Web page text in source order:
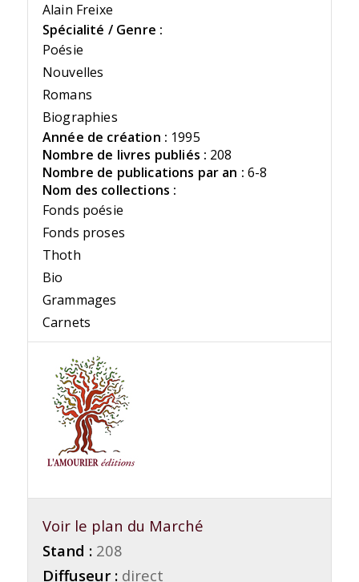
Alain Freixe
Spécialité / Genre :
Poésie
Nouvelles
Romans
Biographies
Année de création : 1995
Nombre de livres publiés : 208
Nombre de publications par an : 6-8
Nom des collections :
Fonds poésie
Fonds proses
Thoth
Bio
Grammages
Carnets
Voir le plan du Marché
Stand : 208
Diffuseur : direct